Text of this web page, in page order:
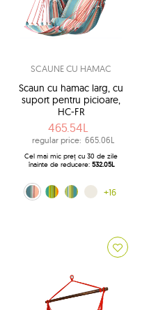
SCAUNE CU HAMAC
Scaun cu hamac larg, cu
suport pentru picioare,
HC-FR
465.54L
regular price: 665.06L
Cel mai mic preț cu 30 de zile
înainte de reducere: 532.05L
albastru-roz (0356)
Kuna Yala (188)
lemon (204)ecru (209)+16